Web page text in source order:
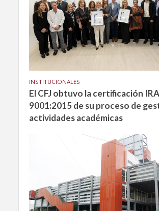
INSTITUCIONALES
El CFJ obtuvo la certificación
9001:2015 de su proceso de
actividades académicas